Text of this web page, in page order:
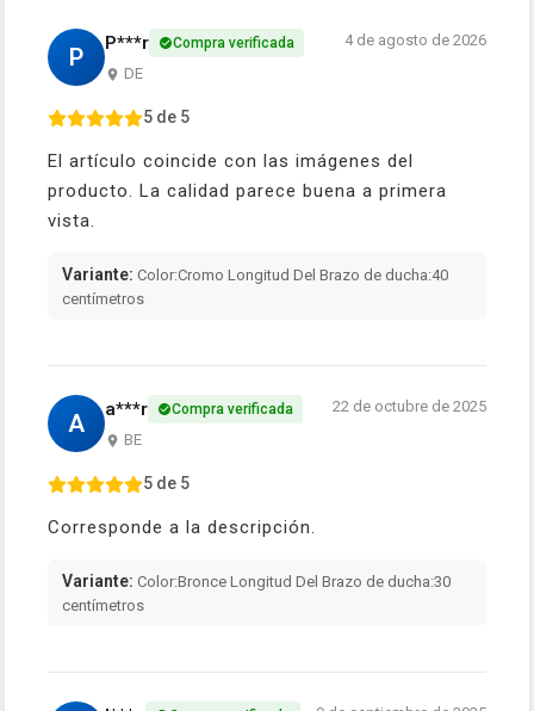
P P***r Compra verificada
DE
4 de agosto de 2026
5 de 5
El artículo coincide con las imágenes del
producto. La calidad parece buena a primera
vista.
Variante: Color:Cromo Longitud Del Brazo de ducha:40
centímetros
A a***r Compra verificada
BE
22 de octubre de 2025
5 de 5
Corresponde a la descripción.
Variante: Color:Bronce Longitud Del Brazo de ducha:30
centímetros